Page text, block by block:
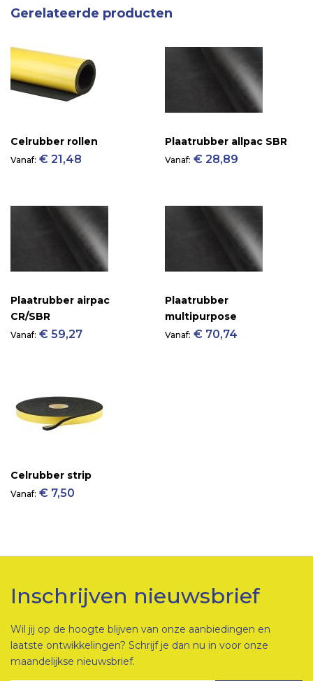
Gerelateerde producten
Celrubber rollen
Vanaf € 21,48
Plaatrubber allpac SBR
Vanaf € 28,89
Plaatrubber airpac
CR/SBR
Vanaf € 59,27
Plaatrubber
multipurpose
Vanaf € 70,74
Celrubber strip
Vanaf € 7,50
Inschrijven nieuwsbrief
Wil jij op de hoogte blijven van onze aanbiedingen en
laatste ontwikkelingen? Schrijf je dan nu in voor onze
maandelijkse nieuwsbrief.